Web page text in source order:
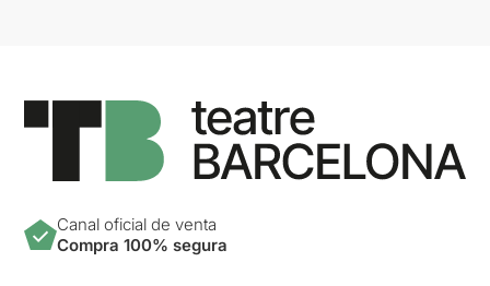
Canal oficial de venta
Compra 100% segura